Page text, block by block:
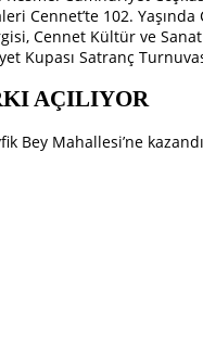
Cennet’te 102.
Cennet Kültür ve
Kupası Satranç
AÇILIYOR
Mahallesi’ne